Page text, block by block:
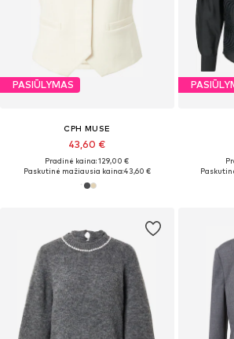
PASIŪLYMAS
CPH MUSE
43,60 €
Pradinė kaina: 129,00 €
Paskutinė mažiausia kaina:43,60 €